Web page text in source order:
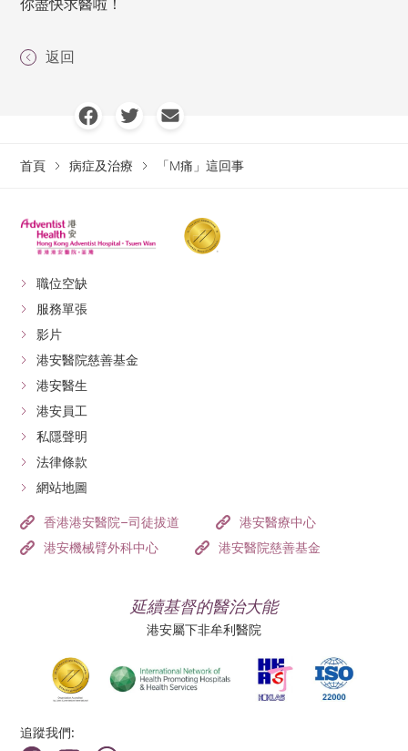
你盡快求醫啦！
返回
首頁 病症及治療 「M痛」這回事
職位空缺
服務單張
影片
港安醫院慈善基金
港安醫生
港安員工
私隱聲明
法律條款
網站地圖
香港港安醫院–司徒拔道
港安醫療中心
港安機械臂外科中心
港安醫院慈善基金
延續基督的醫治大能
港安屬下非牟利醫院
追蹤我們: